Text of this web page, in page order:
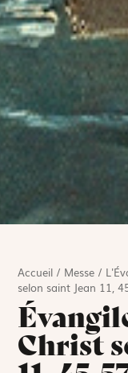
Accueil / Messe /
selon saint Jean 11,
Christ